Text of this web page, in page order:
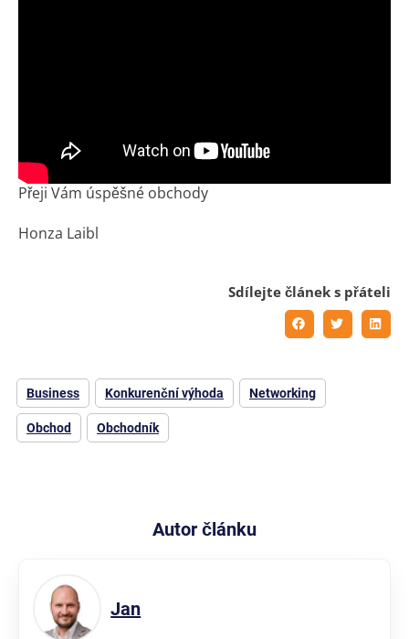
Přeji Vám úspěšné obchody
Honza Laibl
Business Konkurenční výhoda Networking
Obchod Obchodník
Sdílejte článek s přáteli
Autor článku
Jan